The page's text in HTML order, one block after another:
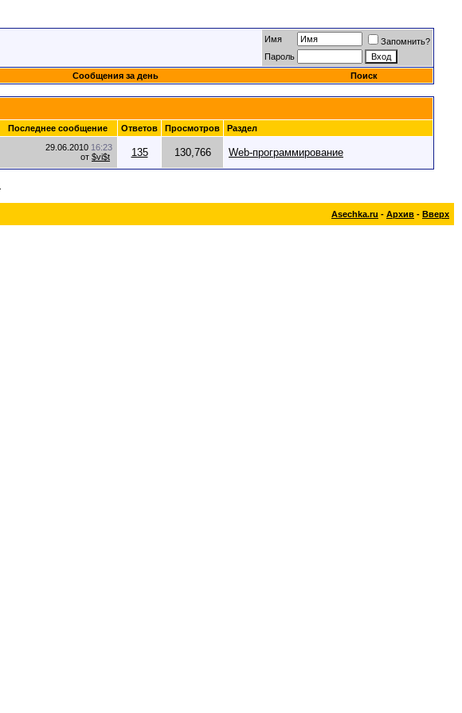
Имя
Запомнить?
Пароль
Сообщения за день Поиск
Последнее сообщение Ответов Просмотров Раздел
29.06.2010 16:23
от $vi$t 135 130,766 Web-программирование
Asechka.ru - Архив - Вверх